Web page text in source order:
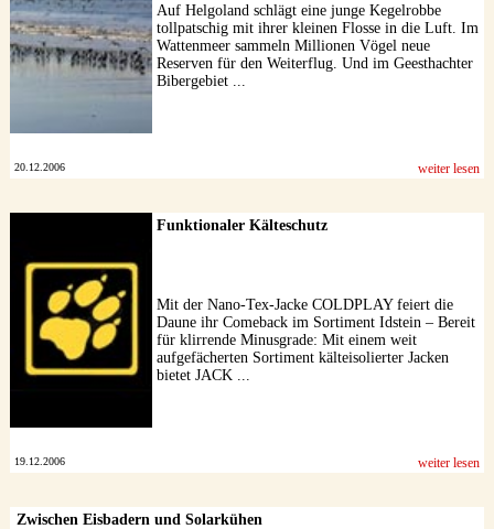
Auf Helgoland schlägt eine junge Kegelrobbe
tollpatschig mit ihrer kleinen Flosse in die Luft. Im
Wattenmeer sammeln Millionen Vögel neue
Reserven für den Weiterflug. Und im Geesthachter
Bibergebiet ...
20.12.2006 weiter lesen
Funktionaler Kälteschutz
Mit der Nano-Tex-Jacke COLDPLAY feiert die
Daune ihr Comeback im Sortiment Idstein – Bereit
für klirrende Minusgrade: Mit einem weit
aufgefächerten Sortiment kälteisolierter Jacken
bietet JACK ...
19.12.2006 weiter lesen
Zwischen Eisbadern und Solarkühen